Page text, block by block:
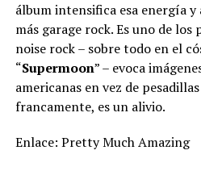
álbum intensifica esa energía
más garage rock. Es uno de los
noise rock – sobre todo en el
“Supermoon” – evoca
americanas en vez de
francamente, es un alivio.
Enlace: Pretty Much Amazing